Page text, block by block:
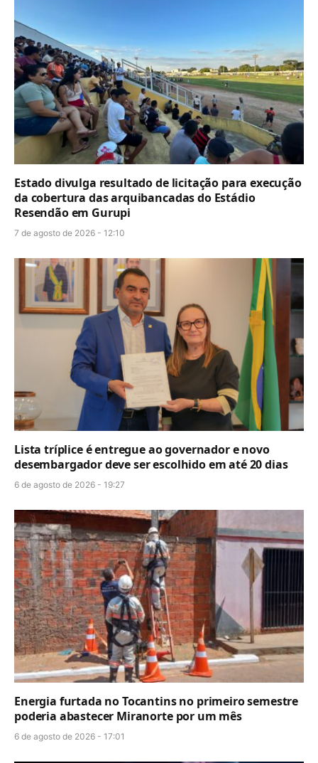
Estado divulga resultado de licitação para execução
da cobertura das arquibancadas do Estádio
Resendão em Gurupi
7 de agosto de 2026 - 12:10
Lista tríplice é entregue ao governador e novo
desembargador deve ser escolhido em até 20 dias
6 de agosto de 2026 - 19:27
Energia furtada no Tocantins no primeiro semestre
poderia abastecer Miranorte por um mês
6 de agosto de 2026 - 17:01